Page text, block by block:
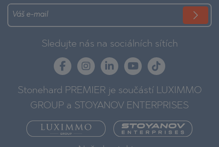
Sledujte nás na sociálních sítích
Stonehard PREMIER je součástí LUXIMMO
GROUP a STOYANOV ENTERPRISES